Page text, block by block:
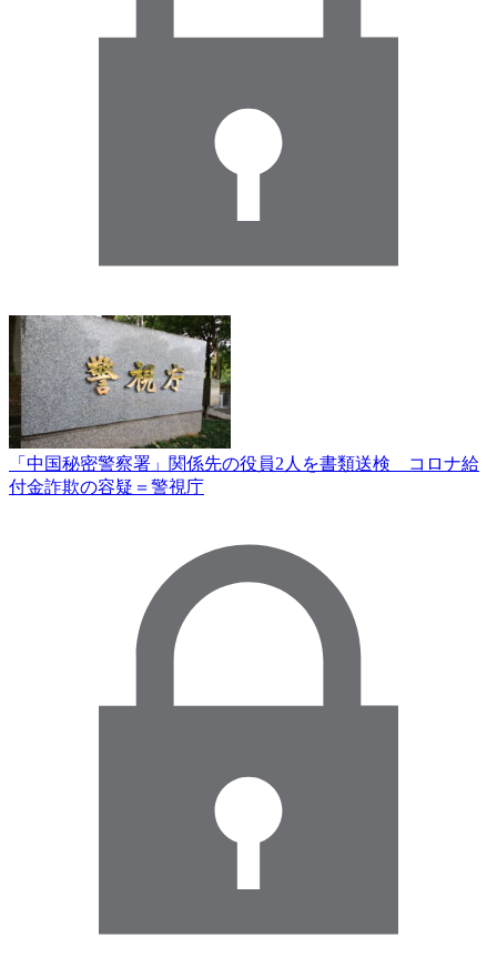
「中国秘密警察署」関係先の役員2人を書類送検 コロナ給
付金詐欺の容疑＝警視庁